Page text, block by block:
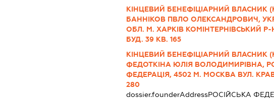
КІНЦЕВИЙ БЕНЕФІЦІАРНИЙ ВЛАСНИК
БАННІКОВ ПВЛО ОЛЕКСАНДРОВИЧ,
ОБЛ. М. ХАРКІВ КОМІНТЕРНІВСЬКИЙ Р-
БУД. 39 КВ. 165
КІНЦЕВИЙ БЕНЕФІЦІАРНИЙ ВЛАСНИК
ФЕДОТКІНА ЮЛІЯ ВОЛОДИМИРІВНА,
ФЕДЕРАЦІЯ, 4502 М. МОСКВА ВУЛ.
280
dossier.founderAddressРОСІЙСЬКА